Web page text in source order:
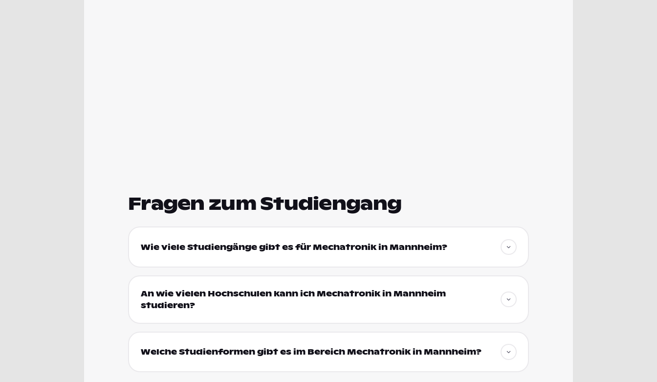
Fragen zum Studiengang
Wie viele Studiengänge gibt es für Mechatronik in Mannheim?
An wie vielen Hochschulen kann ich Mechatronik in Mannheim
studieren?
Welche Studienformen gibt es im Bereich Mechatronik in Mannheim?